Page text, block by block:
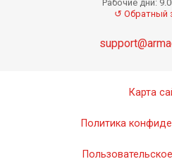
Рабочие дни:
↺ Обратный
Карта
Политика